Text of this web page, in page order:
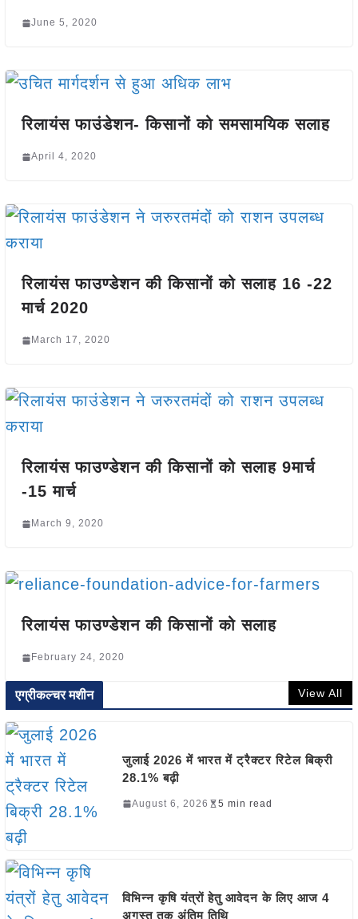
June 5, 2020
रिलायंस फाउंडेशन- किसानों को समसामयिक सलाह
April 4, 2020
रिलायंस फाउण्डेशन की किसानों को सलाह 16 -22
मार्च 2020
March 17, 2020
रिलायंस फाउण्डेशन की किसानों को सलाह 9मार्च
-15 मार्च
March 9, 2020
रिलायंस फाउण्डेशन की किसानों को सलाह
February 24, 2020
एग्रीकल्चर मशीन View All
जुलाई 2026 में भारत में ट्रैक्टर रिटेल बिक्री
28.1% बढ़ी
August 6, 2026 5 min read
विभिन्न कृषि यंत्रों हेतु आवेदन के लिए आज 4
अगस्त तक अंतिम तिथि